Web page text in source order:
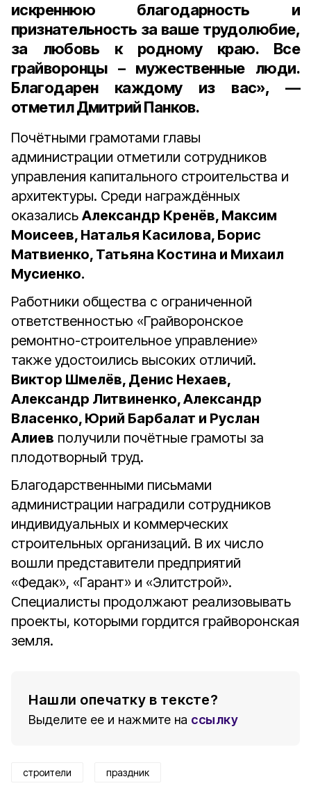
искреннюю благодарность и
признательность за ваше трудолюбие,
за любовь к родному краю. Все
грайворонцы – мужественные люди.
Благодарен каждому из вас», —
отметил Дмитрий Панков.
Почётными грамотами главы
администрации отметили сотрудников
управления капитального строительства и
архитектуры. Среди награждённых
оказались Александр Кренёв, Максим
Моисеев, Наталья Касилова, Борис
Матвиенко, Татьяна Костина и Михаил
Мусиенко.
Работники общества с ограниченной
ответственностью «Грайворонское
ремонтно-строительное управление»
также удостоились высоких отличий.
Виктор Шмелёв, Денис Нехаев,
Александр Литвиненко, Александр
Власенко, Юрий Барбалат и Руслан
Алиев получили почётные грамоты за
плодотворный труд.
Благодарственными письмами
администрации наградили сотрудников
индивидуальных и коммерческих
строительных организаций. В их число
вошли представители предприятий
«Федак», «Гарант» и «Элитстрой».
Специалисты продолжают реализовывать
проекты, которыми гордится грайворонская
земля.
Нашли опечатку в тексте?
Выделите ее и нажмите на ссылку
строители праздник